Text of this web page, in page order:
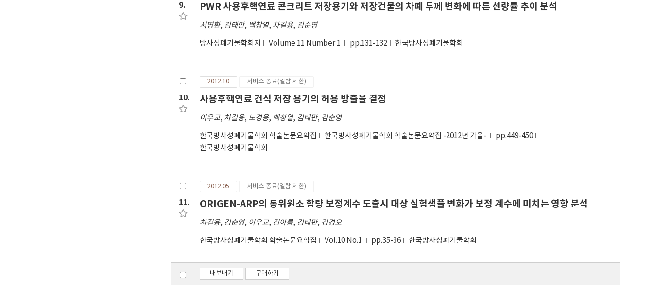
9. PWR 사용후핵연료 콘크리트 저장용기와 저장건물의 차폐 두께 변화에 따른 선량률 추이 분석
서명환, 김태만, 백창열, 차길용, 김순영
방사성폐기물학회지 Volume 11 Number 1 pp.131-132 한국방사성폐기물학회
10.
2012.10 서비스 종료(열람 제한)
사용후핵연료 건식 저장 용기의 허용 방출율 결정
이우교, 차길용, 노경용, 백창열, 김태만, 김순영
한국방사성폐기물학회 학술논문요약집 한국방사성폐기물학회 학술논문요약집 -2012년 가을-
pp.449-450
한국방사성폐기물학회
11.
2012.05 서비스 종료(열람 제한)
ORIGEN-ARP의 동위원소 함량 보정계수 도출시 대상 실험샘플 변화가 보정 계수에 미치는 영향 분석
차길용, 김순영, 이우교, 김아름, 김태만, 김경오
한국방사성폐기물학회 학술논문요약집 Vol.10 No.1 pp.35-36 한국방사성폐기물학회
내보내기 구매하기